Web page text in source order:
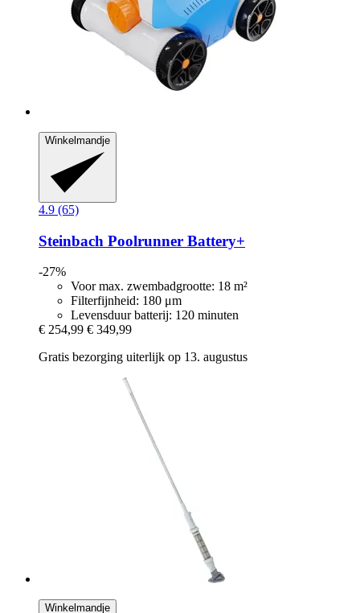
Winkelmandje
4.9 (65)
Steinbach Poolrunner Battery+
-27%
Voor max. zwembadgrootte: 18 m²
Filterfijnheid: 180 μm
Levensduur batterij: 120 minuten
€ 254,99 € 349,99
Gratis bezorging uiterlijk op 13. augustus
Winkelmandje